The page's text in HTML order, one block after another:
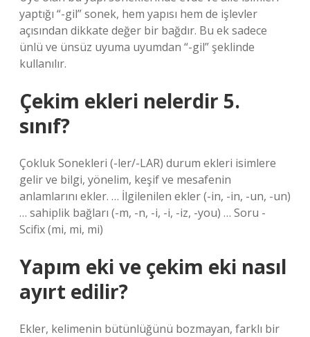
yaptığı “-gil” sonek, hem yapısı hem de işlevler
açısından dikkate değer bir bağdır. Bu ek sadece
ünlü ve ünsüz uyuma uyumdan “-gil” şeklinde
kullanılır.
Çekim ekleri nelerdir 5.
sınıf?
Çokluk Sonekleri (-ler/-LAR) durum ekleri isimlere
gelir ve bilgi, yönelim, keşif ve mesafenin
anlamlarını ekler. … İlgilenilen ekler (-in, -in, -un, -un)
… sahiplik bağları (-m, -n, -i, -i, -iz, -you) … Soru -
Scifix (mi, mi, mi)
Yapım eki ve çekim eki nasıl
ayırt edilir?
Ekler, kelimenin bütünlüğünü bozmayan, farklı bir